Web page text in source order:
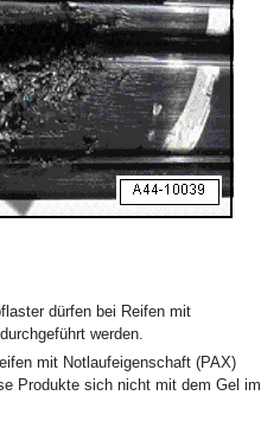
dürfen bei Reifen mit
werden.
mit Notlaufeigenschaft (PAX)
Produkte sich nicht mit dem Gel im